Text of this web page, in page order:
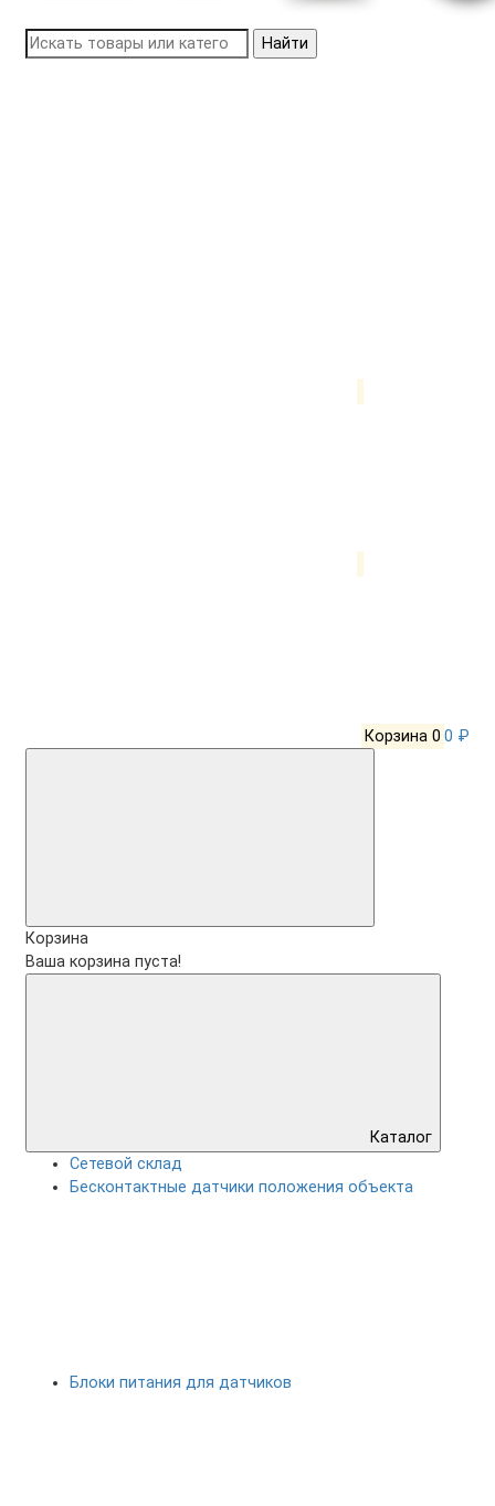
Найти
Корзина 0 0 ₽
Корзина
Ваша корзина пуста!
Каталог
Сетевой склад
Бесконтактные датчики положения объекта
Блоки питания для датчиков